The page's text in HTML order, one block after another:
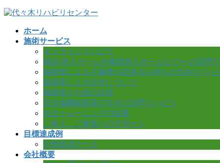
コ
ナ
ホーム
施術サービス
オンラインリハビリ
施設(老人ホームや養護老人ホームなど)への訪問
脳梗塞による片麻痺の症状をお持ちの方向けリハ
脳梗塞による症状について
脳梗塞その他の症状
高次脳機能障害の方向け訪問リハビリ
自主トレーニングの提案
ご本人、ご家族へのサポート
目標達成例
目標達成ケース
会社概要